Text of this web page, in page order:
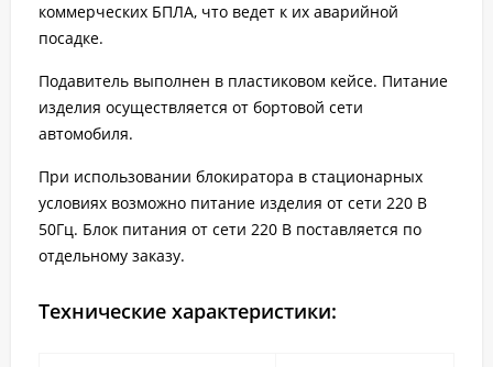
коммерческих БПЛА, что ведет к их аварийной
посадке.
Подавитель выполнен в пластиковом кейсе. Питание
изделия осуществляется от бортовой сети
автомобиля.
При использовании блокиратора в стационарных
условиях возможно питание изделия от сети 220 В
50Гц. Блок питания от сети 220 В поставляется по
отдельному заказу.
Технические характеристики: